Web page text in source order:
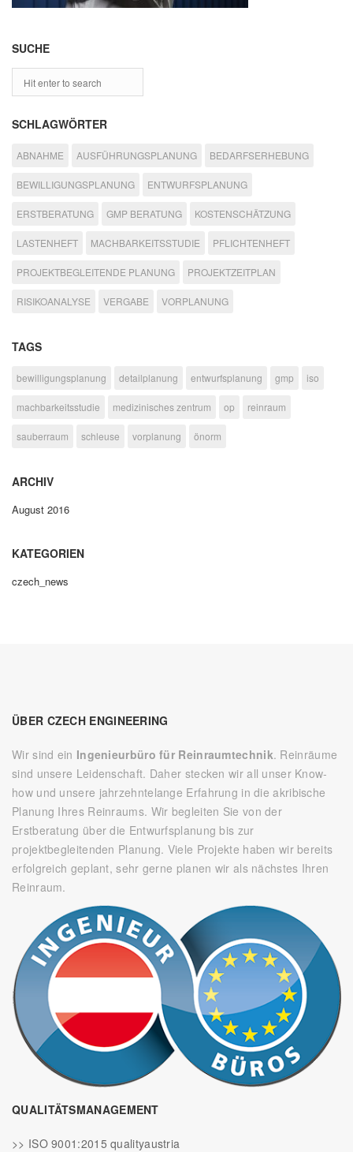
SUCHE
SCHLAGWÖRTER
ABNAHME AUSFÜHRUNGSPLANUNG BEDARFSERHEBUNG
BEWILLIGUNGSPLANUNG ENTWURFSPLANUNG
ERSTBERATUNG GMP BERATUNG KOSTENSCHÄTZUNG
LASTENHEFT MACHBARKEITSSTUDIE PFLICHTENHEFT
PROJEKTBEGLEITENDE PLANUNG PROJEKTZEITPLAN
RISIKOANALYSE VERGABE VORPLANUNG
TAGS
bewilligungsplanung detailplanung entwurfsplanung gmp iso
machbarkeitsstudie medizinisches zentrum op reinraum
sauberraum schleuse vorplanung önorm
ARCHIV
August 2016
KATEGORIEN
czech_news
ÜBER CZECH ENGINEERING
Wir sind ein Ingenieurbüro für Reinraumtechnik. Reinräume
sind unsere Leidenschaft. Daher stecken wir all unser Know-
how und unsere jahrzehntelange Erfahrung in die akribische
Planung Ihres Reinraums. Wir begleiten Sie von der
Erstberatung über die Entwurfsplanung bis zur
projektbegleitenden Planung. Viele Projekte haben wir bereits
erfolgreich geplant, sehr gerne planen wir als nächstes Ihren
Reinraum.
QUALITÄTSMANAGEMENT
>> ISO 9001:2015 qualityaustria